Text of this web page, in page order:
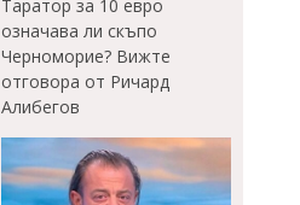
Таратор за 10 евро
означава ли скъпо
Черноморие? Вижте
отговора от Ричард
Алибегов